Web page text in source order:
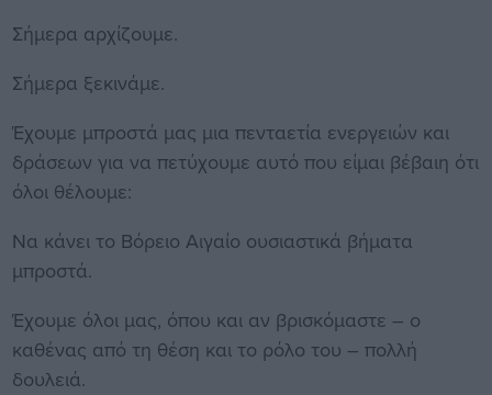
Σήμερα αρχίζουμε.
Σήμερα ξεκινάμε.
Έχουμε μπροστά μας μια πενταετία ενεργειών και
δράσεων για να πετύχουμε αυτό που είμαι βέβαιη ότι
όλοι θέλουμε:
Να κάνει το Βόρειο Αιγαίο ουσιαστικά βήματα
μπροστά.
Έχουμε όλοι μας, όπου και αν βρισκόμαστε – ο
καθένας από τη θέση και το ρόλο του – πολλή
δουλειά.